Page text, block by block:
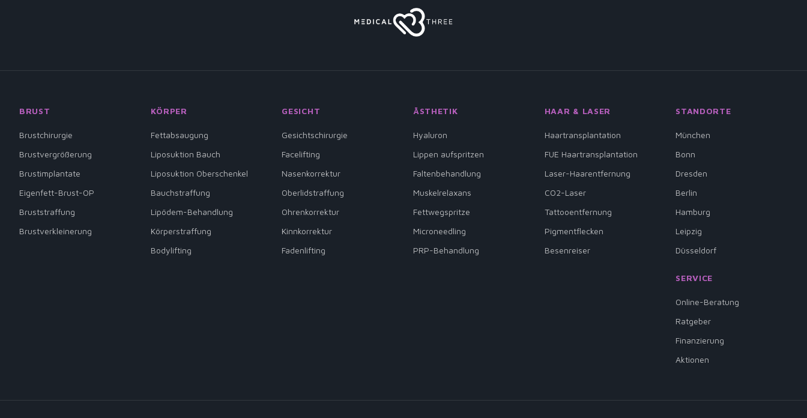
BRUST
Brustchirurgie
Brustvergrößerung
Brustimplantate
Eigenfett-Brust-OP
Bruststraffung
Brustverkleinerung
KÖRPER
Fettabsaugung
Liposuktion Bauch
Liposuktion Oberschenkel
Bauchstraffung
Lipödem-Behandlung
Körperstraffung
Bodylifting
GESICHT
Gesichtschirurgie
Facelifting
Nasenkorrektur
Oberlidstraffung
Ohrenkorrektur
Kinnkorrektur
Fadenlifting
ÄSTHETIK
Hyaluron
Lippen aufspritzen
Faltenbehandlung
Muskelrelaxans
Fettwegspritze
Microneedling
PRP-Behandlung
HAAR & LASER
Haartransplantation
FUE Haartransplantation
Laser-Haarentfernung
CO2-Laser
Tattooentfernung
Pigmentflecken
Besenreiser
STANDORTE
München
Bonn
Dresden
Berlin
Hamburg
Leipzig
Düsseldorf
SERVICE
Online-Beratung
Ratgeber
Finanzierung
Aktionen